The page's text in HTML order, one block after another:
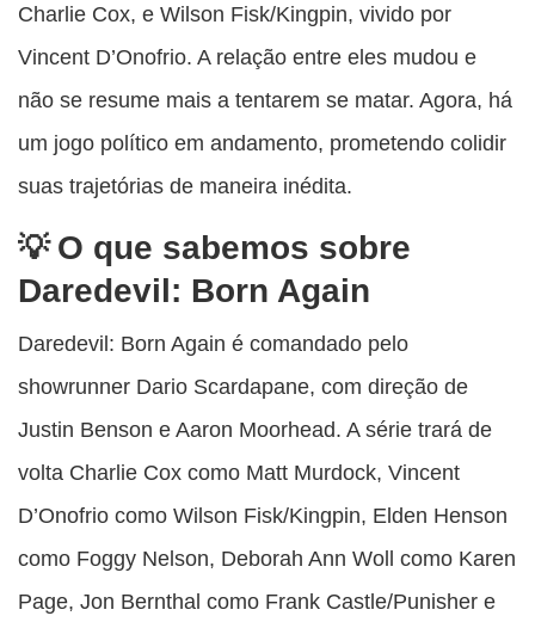
Charlie Cox, e Wilson Fisk/Kingpin, vivido por
Vincent D’Onofrio. A relação entre eles mudou e
não se resume mais a tentarem se matar. Agora, há
um jogo político em andamento, prometendo colidir
suas trajetórias de maneira inédita.
O que sabemos sobre
Daredevil: Born Again
Daredevil: Born Again é comandado pelo
showrunner Dario Scardapane, com direção de
Justin Benson e Aaron Moorhead. A série trará de
volta Charlie Cox como Matt Murdock, Vincent
D’Onofrio como Wilson Fisk/Kingpin, Elden Henson
como Foggy Nelson, Deborah Ann Woll como Karen
Page, Jon Bernthal como Frank Castle/Punisher e